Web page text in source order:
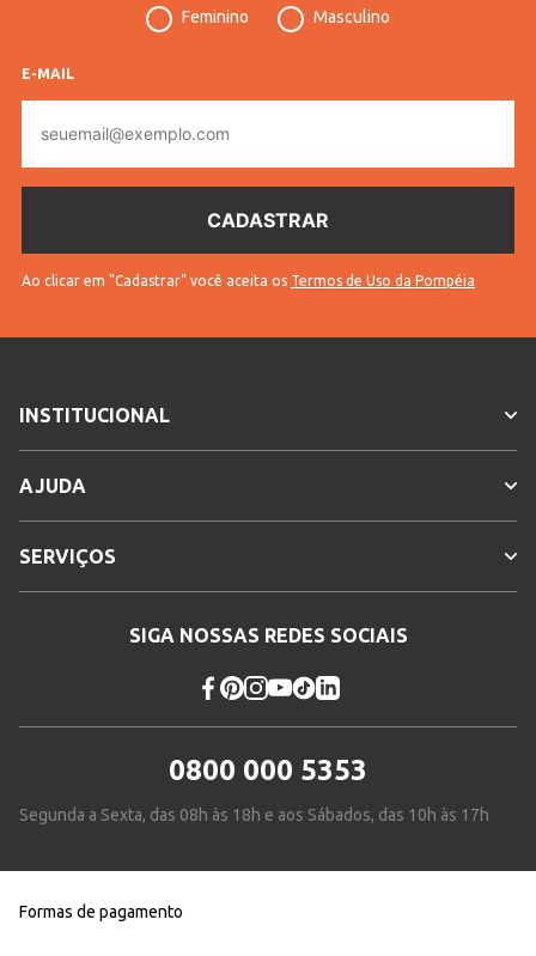
Moletom
Cores
Feminino Masculino
E-MAIL
mail
Ao clicar em "Cadastrar" você aceita os Termos de Uso da Pompéia
INSTITUCIONAL
AJUDA
SERVIÇOS
SIGA NOSSAS REDES SOCIAIS
0800 000 5353
Segunda a Sexta, das 08h às 18h e aos Sábados, das 10h às 17h
Formas de pagamento